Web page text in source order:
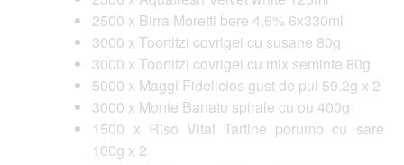
2500 x Birra Moretti bere 4,6% 6x330ml
3000 x Toortitzi covrigei cu susane 80g
3000 x Toortitzi covrigei cu mix seminte 80g
5000 x Maggi Fidelicios gust de pui 59.2g x 2
3000 x Monte Banato spirale cu ou 400g
1500 x Riso Vital Tartine porumb cu sare
100g x 2